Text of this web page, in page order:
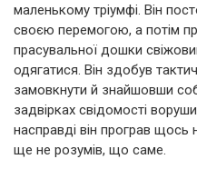
маленькому тріумфі. Він
своєю перемогою, а потім
прасувальної дошки
одягатися. Він здобув
замовкнути й знайшовши
задвірках свідомості
насправді він програв щось
ще не розумів, що саме.